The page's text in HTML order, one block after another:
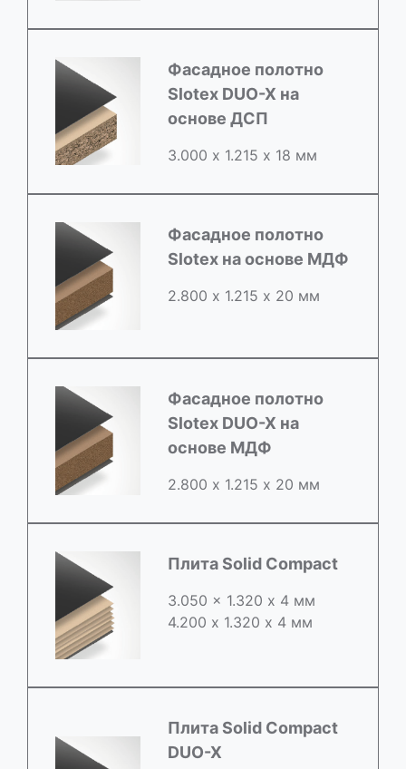
Фасадное полотно
Slotex DUO-X на
основе ДСП
3.000 х 1.215 х 18 мм
Фасадное полотно
Slotex на основе МДФ
2.800 х 1.215 х 20 мм
Фасадное полотно
Slotex DUO-X на
основе МДФ
2.800 х 1.215 х 20 мм
Плита Solid Compact
3.050 x 1.320 х 4 мм
4.200 x 1.320 х 4 мм
Плита Solid Compact
DUO-X